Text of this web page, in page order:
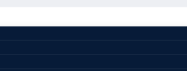
生产安全事故查处挂牌督办通知书